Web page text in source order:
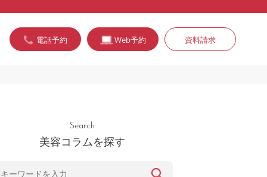
電話予約 Web予約 資料請求
Search
美容コラムを探す